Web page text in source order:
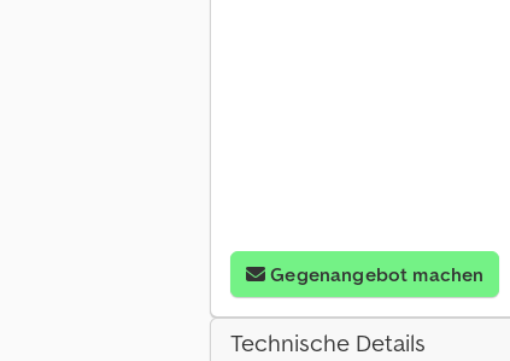
Gegenangebot machen
Technische Details